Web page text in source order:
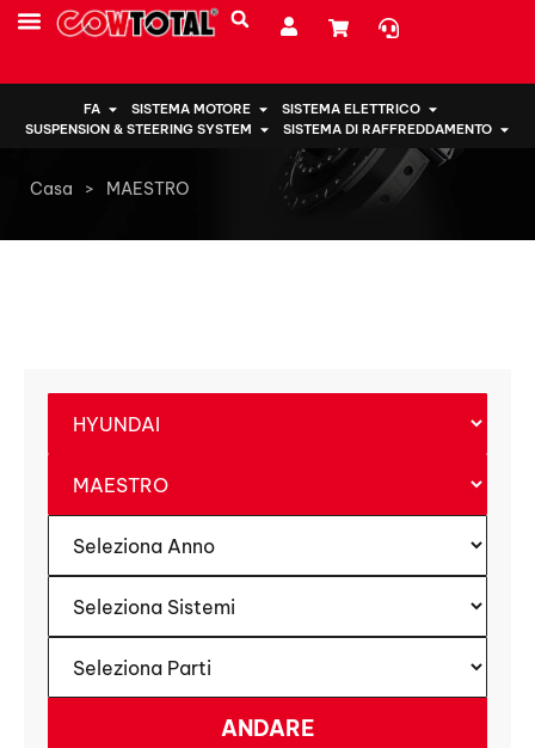
FA SISTEMA MOTORE
SISTEMA ELETTRICO
SUSPENSION & STEERING SYSTEM
SISTEMA DI RAFFREDDAMENTO
Casa > MAESTRO